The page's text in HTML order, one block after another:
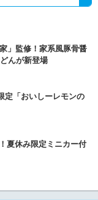
」監修！家系風豚骨醤
んが新登場
定「おいしーレモンの
夏休み限定ミニカー付